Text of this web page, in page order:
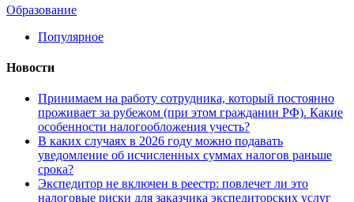
Образование
Популярное
Новости
Принимаем на работу сотрудника, который постоянно
проживает за рубежом (при этом гражданин РФ). Какие
особенности налогообложения учесть?
В каких случаях в 2026 году можно подавать
уведомление об исчисленных суммах налогов раньше
срока?
Экспедитор не включен в реестр: повлечет ли это
налоговые риски для заказчика экспедиторских услуг